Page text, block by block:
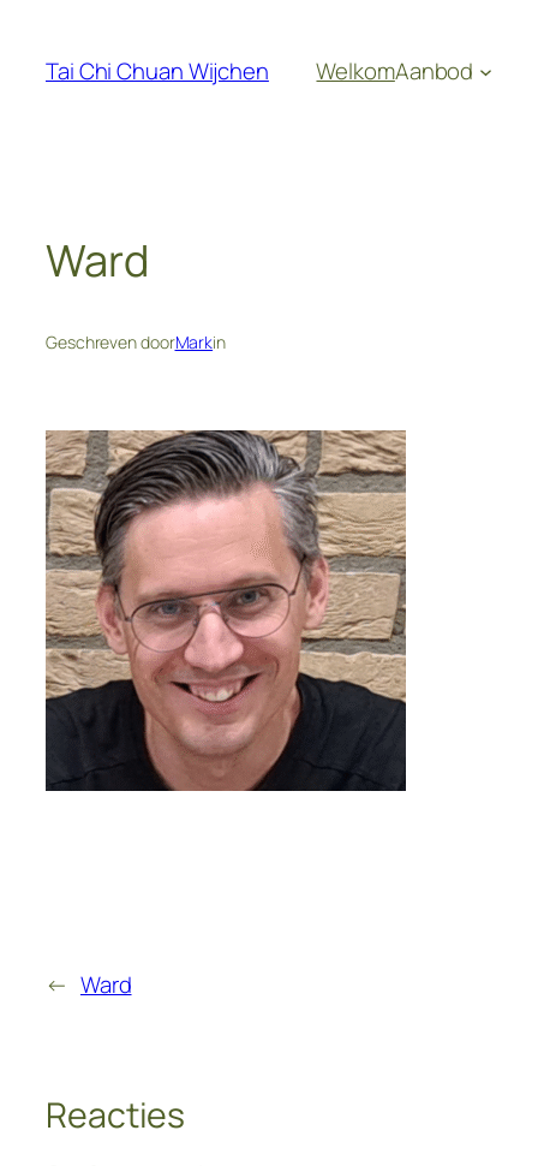
Tai Chi Chuan Wijchen WelkomAanbod
Ward
Geschreven doorMarkin
← Ward
Reacties